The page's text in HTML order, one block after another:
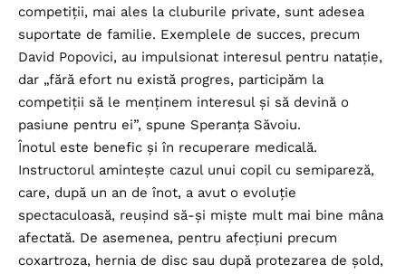
competiții, mai ales la cluburile private, sunt adesea
suportate de familie. Exemplele de succes, precum
David Popovici, au impulsionat interesul pentru natație,
dar „fără efort nu există progres, participăm la
competiții să le menținem interesul și să devină o
pasiune pentru ei”, spune Speranța Săvoiu.
Înotul este benefic și în recuperare medicală.
Instructorul amintește cazul unui copil cu semipareză,
care, după un an de înot, a avut o evoluție
spectaculoasă, reușind să-și miște mult mai bine mâna
afectată. De asemenea, pentru afecțiuni precum
coxartroza, hernia de disc sau după protezarea de șold,